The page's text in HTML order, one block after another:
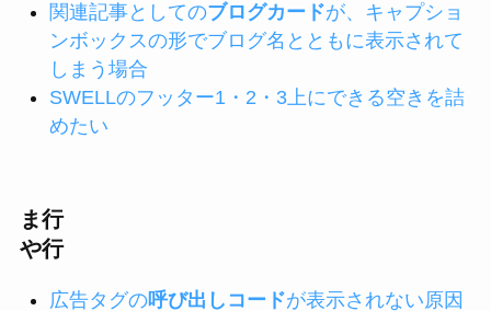
関連記事としてのブログカードが、キャプショ
ンボックスの形でブログ名とともに表示されて
しまう場合
SWELLのフッター1・2・3上にできる空きを詰
めたい
ま行
や行
広告タグの呼び出しコードが表示されない原因